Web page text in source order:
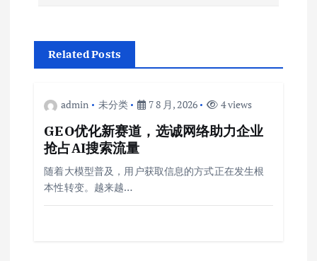
Related Posts
admin 未分类 7 8 月, 2026 4 views
GEO优化新赛道，选诚网络助力企业
抢占AI搜索流量
随着大模型普及，用户获取信息的方式正在发生根
本性转变。越来越…